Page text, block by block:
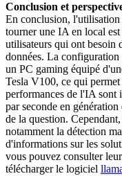
Conclusion et
En conclusion,
tourner une IA en local
utilisateurs qui ont besoin
données. La configuration
un PC gaming équipé
Tesla V100, ce qui
performances de l'IA sont
par seconde en
de la question.
notamment la détection
d'informations sur les
vous pouvez consulter
télécharger le logiciel